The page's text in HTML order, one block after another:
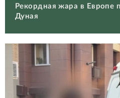
Рекордная жара в Европе
Дуная